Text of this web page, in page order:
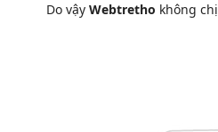
Do vậy Webtretho không